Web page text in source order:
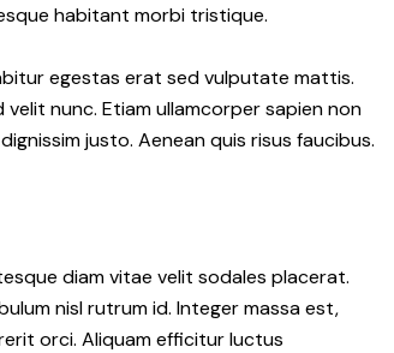
habitant morbi tristique.
egestas erat sed vulputate mattis.
nunc. Etiam ullamcorper sapien non
justo. Aenean quis risus faucibus.
diam vitae velit sodales placerat.
nisl rutrum id. Integer massa est,
orci. Aliquam efficitur luctus